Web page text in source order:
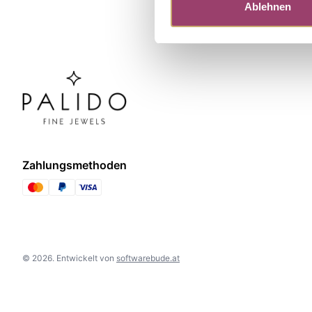
Ablehnen
Zahlungsmethoden
© 2026. Entwickelt von softwarebude.at